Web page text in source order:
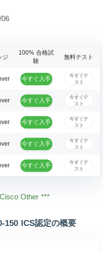
ジ
100% 合格試
験
無料テスト
今すぐ入手 今すぐテ
スト
今すぐ入手 今すぐテ
スト
今すぐ入手 今すぐテ
スト
今すぐ入手
今すぐテ
スト
今すぐ入手
今すぐテ
スト
Other ***
150 ICS認定の概要